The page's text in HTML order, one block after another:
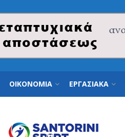
ΟΙΚΟΝΟΜΙΑ ΕΡΓΑΣΙΑΚΑ